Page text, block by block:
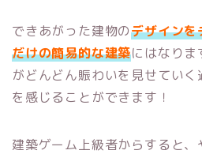
できあがった建物のデザインを
だけの簡易的な建築にはなり
がどんどん賑わいを見せてい
を感じることができます！
建築ゲーム上級者からすると